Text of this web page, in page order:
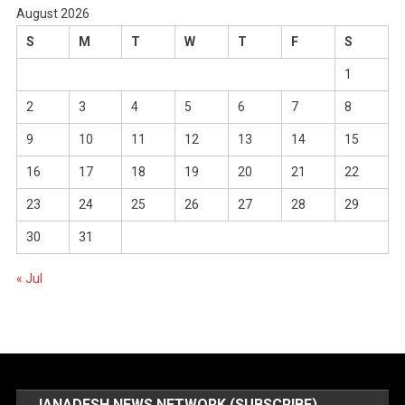
August 2026
S
M T W T F S
1
2 3 4 5 6 7 8
9 10 11 12 13 14 15
16 17 18 19 20 21 22
23 24 25 26 27 28 29
30 31
« Jul